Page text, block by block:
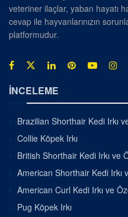
veteriner ilaçlar, yaban hayatı
cevap ile hayvanlarınızın
platformudur.
İNCELEME
Brazilian Shorthair Kedi Irkı
Collie Köpek Irkı
British Shorthair Kedi Irkı ve
American Shorthair Kedi Irkı
American Curl Kedi Irkı ve
Pug Köpek Irkı